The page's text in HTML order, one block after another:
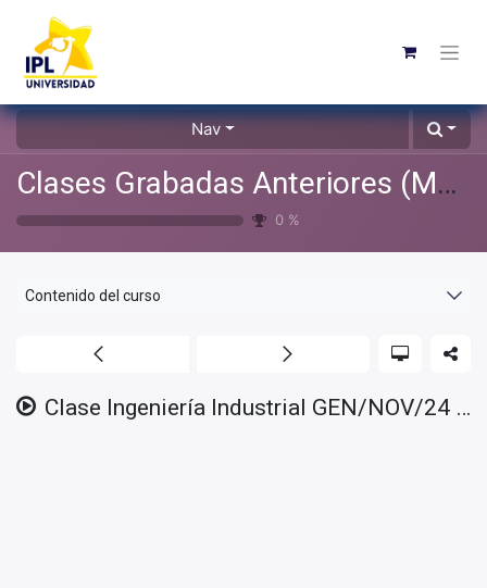
Nav
Clases Grabadas Anteriores (Material de apoyo para alumnos)
0 %
Contenido del curso
Clase Ingeniería Industrial GEN/NOV/24 - 2025/03/14